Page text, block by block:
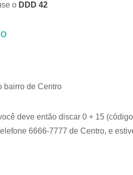
o DDD 42
bairro de Centro
deve então discar 0 + 15
6666-7777 de Centro, e